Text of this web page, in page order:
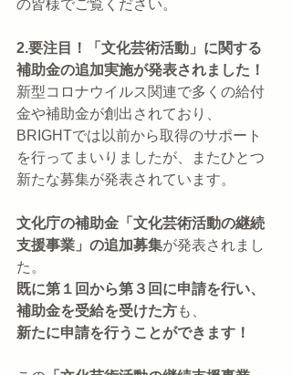
の皆様でご覧ください。
2.要注目！「文化芸術活動」に関する
補助金の追加実施が発表されました！
新型コロナウイルス関連で多くの給付
金や補助金が創出されており、
BRIGHTでは以前から取得のサポート
を行ってまいりましたが、またひとつ
新たな募集が発表されています。
文化庁の補助金「文化芸術活動の継続
支援事業」の追加募集が発表されまし
た。
既に第１回から第３回に申請を行い、
補助金を受給を受けた方も、
新たに申請を行うことができます！